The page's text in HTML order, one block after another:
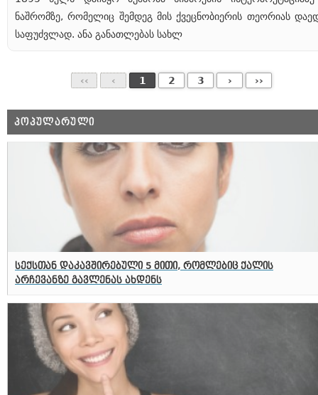
ნაშრომზე, რომელიც შემდეგ მის ქვეცნობიერის თეორიას
საფუძვლად. ანა განათლებას სახლ
‹‹ ‹ 1 2 3 › ››
ᲞᲝᲞᲣᲚᲐᲠᲣᲚᲘ
სექსთან დაკავშირებული 5 მითი, რომლებიც ქალის
არჩევანზე გავლენას ახდენს